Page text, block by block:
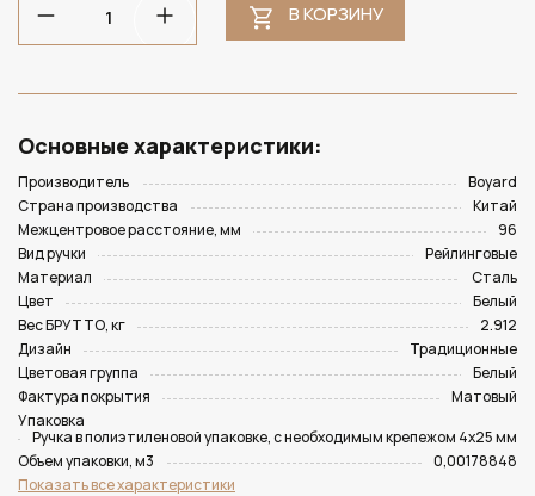
В КОРЗИНУ
Основные характеристики:
Производитель
Boyard
Страна производства
Китай
Межцентровое расстояние, мм
96
Вид ручки
Рейлинговые
Материал
Сталь
Цвет
Белый
Вес БРУТТО, кг
2.912
Дизайн
Традиционные
Цветовая группа
Белый
Фактура покрытия
Матовый
Упаковка
Ручка в полиэтиленовой упаковке, с необходимым крепежом 4х25 мм
Объем упаковки, м3
0,00178848
Показать все характеристики